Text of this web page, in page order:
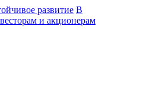
развитие В
и акционерам